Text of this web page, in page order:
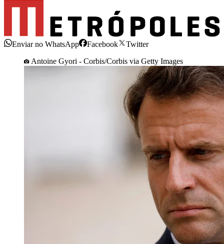
Enviar no WhatsApp Facebook
Twitter
Antoine Gyori - Corbis/Corbis via Getty Images